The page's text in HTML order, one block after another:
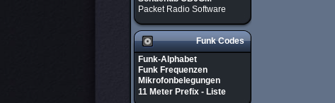
Packet Radio Software
Funk Codes
Funk-Alphabet
Funk Frequenzen
Mikrofonbelegungen
11 Meter Prefix - Liste